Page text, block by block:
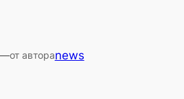
от автораnews